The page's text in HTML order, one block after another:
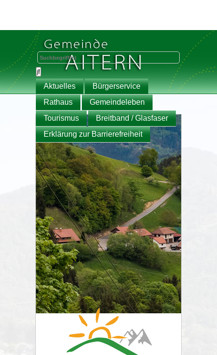
Aktuelles
Bürgerservice
Rathaus
Gemeindeleben
Tourismus
Breitband / Glasfaser
Erklärung zur Barrierefreiheit